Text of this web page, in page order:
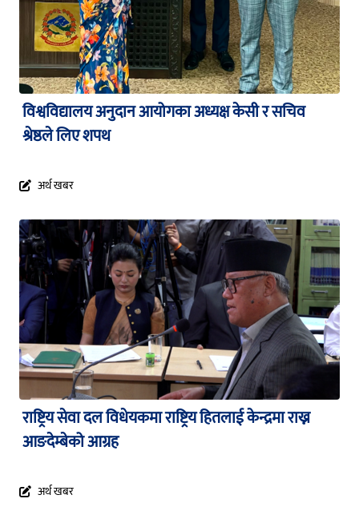
विश्वविद्यालय अनुदान आयोगका अध्यक्ष केसी र सचिव
श्रेष्ठले लिए शपथ
अर्थ खबर
राष्ट्रिय सेवा दल विधेयकमा राष्ट्रिय हितलाई केन्द्रमा राख्न
आङदेम्बेको आग्रह
अर्थ खबर